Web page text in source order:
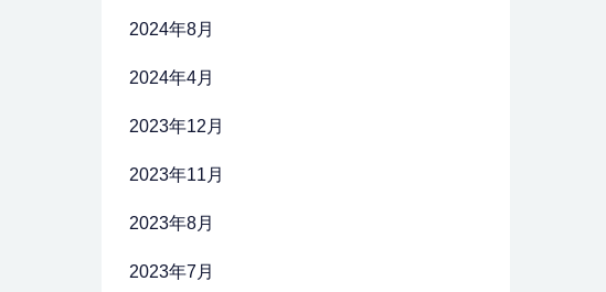
2024年8月
2024年4月
2023年12月
2023年11月
2023年8月
2023年7月